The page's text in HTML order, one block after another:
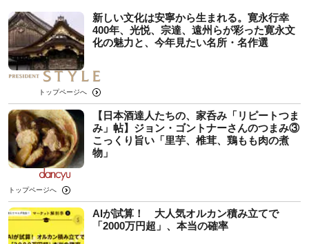
新しい文化は安寧から生まれる。寛永行幸
400年、光悦、宗達、遠州らが彩った寛永文
化の魅力と、今年見たい名所・名作選
トップページへ
【日本酒達人たちの、家呑み「リピートつま
み」帖】ジョン・ゴントナーさんのつまみ③
こっくり旨い「里芋、椎茸、鶏もも肉の煮
物」
トップページへ
AIが試算！ 大人気オルカン積み立てで
「2000万円超」、本当の確率